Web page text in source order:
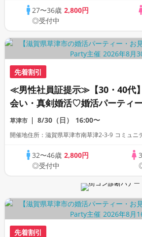
27〜36歳2,800円
◎受付中
先着割引
≪男性社員証提示≫【30・40代
会い・真剣婚活♡婚活パーティ
で盛り上がろう！
草津市 8/30（日） 16:00〜
開催地住所：滋賀県草津市南草津2-3-9 コミュニ
32〜46歳2,800円
◎受付中
先着割引